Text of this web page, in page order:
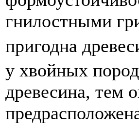
гнилостными
пригодна
у хвойных
древесина, тем